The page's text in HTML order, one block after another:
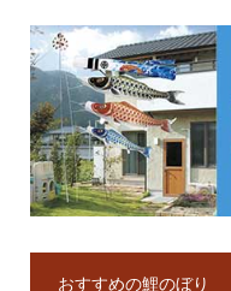
おすすめの鯉のぼり